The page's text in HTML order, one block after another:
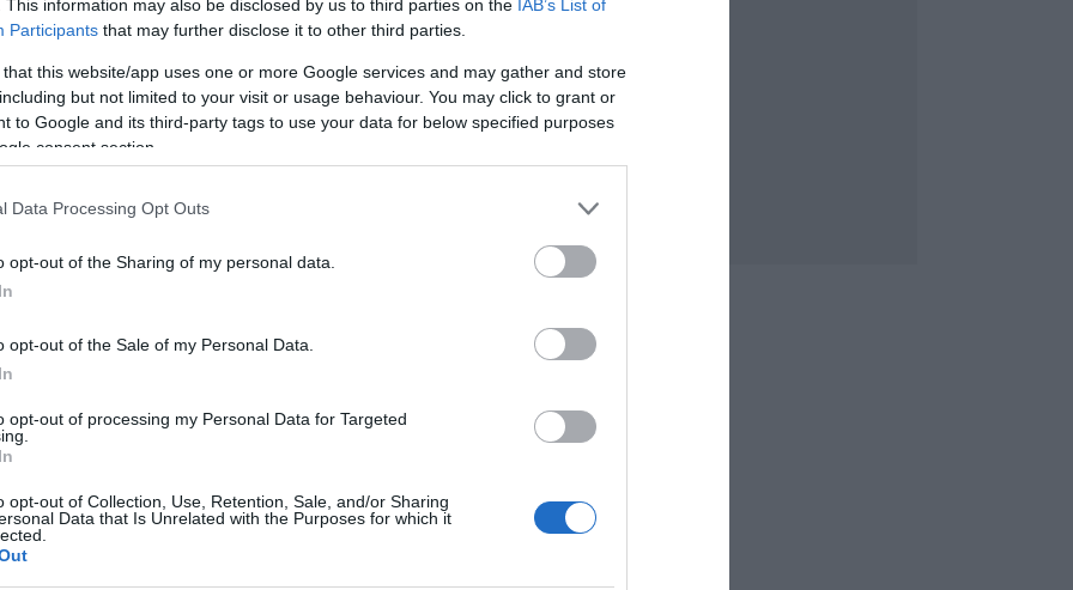
This information may also be disclosed by us to third parties on the IAB’s List of
Participants that may further disclose it to other third parties.
that this website/app uses one or more Google services and may gather and store
but not limited to your visit or usage behaviour. You may click to grant or
to Google and its third-party tags to use your data for below specified purposes
consent section.
Data Processing Opt Outs
opt-out of the Sharing of my personal data.
opt-out of the Sale of my Personal Data.
opt-out of processing my Personal Data for Targeted
opt-out of Collection, Use, Retention, Sale, and/or Sharing
Data that Is Unrelated with the Purposes for which it
και περιμένει πλέον τα
στην Google
στην θαλάσσια περιοχή ανοιχτά της